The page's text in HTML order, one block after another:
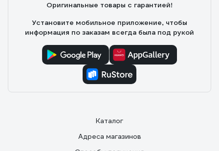
Оригинальные товары с гарантией!
Установите мобильное приложение, чтобы
информация по заказам всегда была под рукой
Каталог
Адреса магазинов